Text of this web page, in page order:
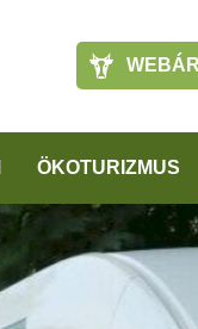
ÖKOTURIZMUS